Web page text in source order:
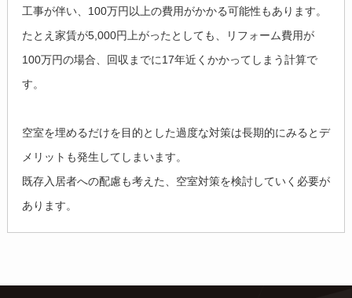
工事が伴い、100万円以上の費用がかかる可能性もあります。
たとえ家賃が5,000円上がったとしても、リフォーム費用が
100万円の場合、回収までに17年近くかかってしまう計算で
す。
空室を埋めるだけを目的とした過度な対策は長期的にみるとデ
メリットも発生してしまいます。
既存入居者への配慮も考えた、空室対策を検討していく必要が
あります。